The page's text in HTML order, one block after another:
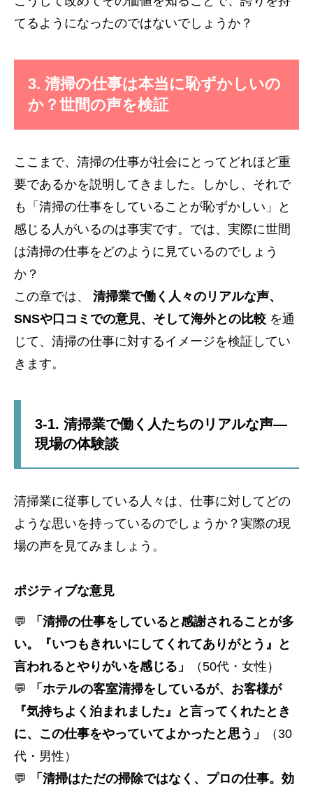
てるようになったのではないでしょうか？
3. 清掃の仕事は本当に恥ずかしいの
か？世間の声を検証
ここまで、清掃の仕事が社会にとってどれほど重
要であるかを説明してきました。しかし、それで
も「清掃の仕事をしていることが恥ずかしい」と
感じる人がいるのは事実です。では、実際に世間
は清掃の仕事をどのように見ているのでしょう
か？
この章では、 清掃業で働く人々のリアルな声、
SNSや口コミでの意見、そして海外との比較 を通
じて、清掃の仕事に対するイメージを検証してい
きます。
3-1. 清掃業で働く人たちのリアルな声—
現場の体験談
清掃業に従事している人々は、仕事に対してどの
ような思いを持っているのでしょうか？実際の現
場の声を見てみましょう。
ポジティブな意見
💬
「清掃の仕事をしていると感謝されることが多
い。『いつもきれいにしてくれてありがとう』と
言われるとやりがいを感じる」
（50代・女性）
💬
「ホテルの客室清掃をしているが、お客様が
『気持ちよく泊まれました』と言ってくれたとき
に、この仕事をやっていてよかったと思う」
（30
代・男性）
💬
「清掃はただの掃除ではなく、プロの仕事。効